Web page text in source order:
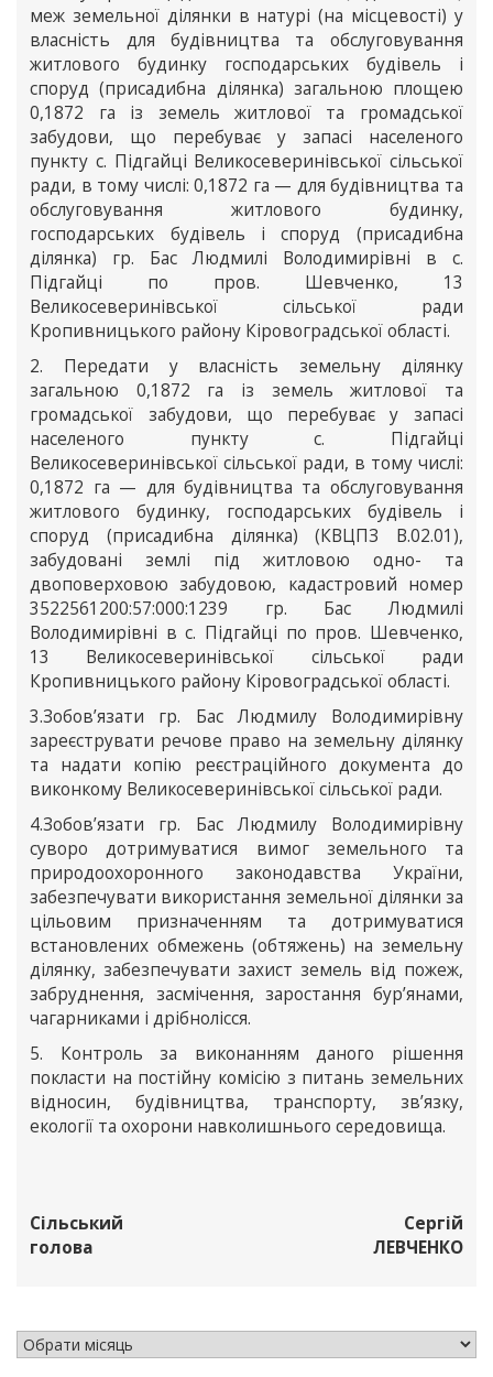
меж земельної ділянки в натурі (на місцевості) у
власність для будівництва та обслуговування
житлового будинку господарських будівель і
споруд (присадибна ділянка) загальною площею
0,1872 га із земель житлової та громадської
забудови, що перебуває у запасі населеного
пункту с. Підгайці Великосеверинівської сільської
ради, в тому числі: 0,1872 га — для будівництва та
обслуговування житлового будинку,
господарських будівель і споруд (присадибна
ділянка) гр. Бас Людмилі Володимирівні в с.
Підгайці по пров. Шевченко, 13
Великосеверинівської сільської ради
Кропивницького району Кіровоградської області.
2. Передати у власність земельну ділянку
загальною 0,1872 га із земель житлової та
громадської забудови, що перебуває у запасі
населеного пункту с. Підгайці
Великосеверинівської сільської ради, в тому числі:
0,1872 га — для будівництва та обслуговування
житлового будинку, господарських будівель і
споруд (присадибна ділянка) (КВЦПЗ В.02.01),
забудовані землі під житловою одно- та
двоповерховою забудовою, кадастровий номер
3522561200:57:000:1239 гр. Бас Людмилі
Володимирівні в с. Підгайці по пров. Шевченко,
13 Великосеверинівської сільської ради
Кропивницького району Кіровоградської області.
3.Зобов’язати гр. Бас Людмилу Володимирівну
зареєструвати речове право на земельну ділянку
та надати копію реєстраційного документа до
виконкому Великосеверинівської сільської ради.
4.Зобов’язати гр. Бас Людмилу Володимирівну
суворо дотримуватися вимог земельного та
природоохоронного законодавства України,
забезпечувати використання земельної ділянки за
цільовим призначенням та дотримуватися
встановлених обмежень (обтяжень) на земельну
ділянку, забезпечувати захист земель від пожеж,
забруднення, засмічення, заростання бур’янами,
чагарниками і дрібнолісся.
5. Контроль за виконанням даного рішення
покласти на постійну комісію з питань земельних
відносин, будівництва, транспорту, зв’язку,
екології та охорони навколишнього середовища.
Сільський
голова
Сергій
ЛЕВЧЕНКО